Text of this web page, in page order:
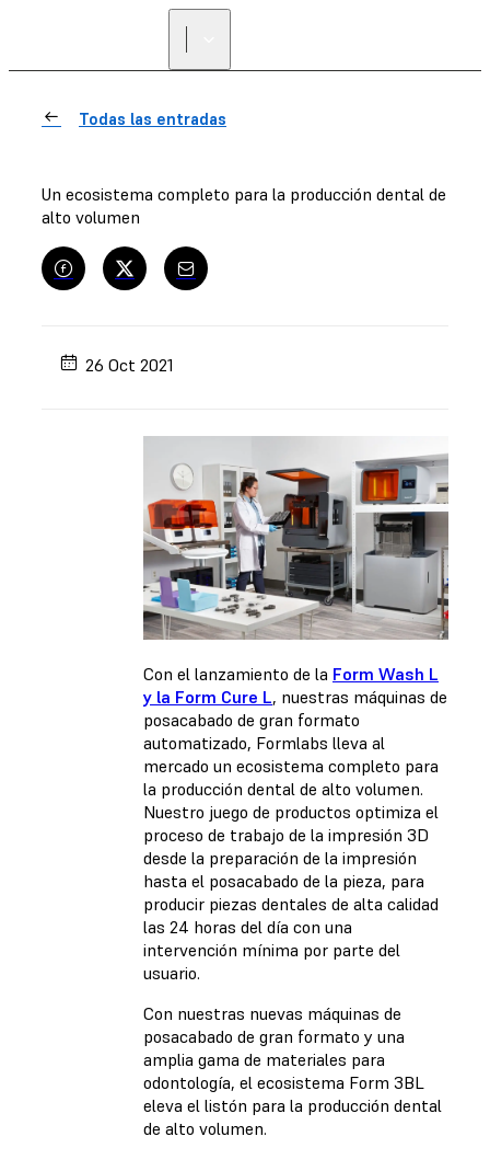
Todas las entradas
Un ecosistema completo para la producción dental de
alto volumen
26 Oct 2021
Con el lanzamiento de la Form Wash L
y la Form Cure L, nuestras máquinas de
posacabado de gran formato
automatizado, Formlabs lleva al
mercado un ecosistema completo para
la producción dental de alto volumen.
Nuestro juego de productos optimiza el
proceso de trabajo de la impresión 3D
desde la preparación de la impresión
hasta el posacabado de la pieza, para
producir piezas dentales de alta calidad
las 24 horas del día con una
intervención mínima por parte del
usuario.
Con nuestras nuevas máquinas de
posacabado de gran formato y una
amplia gama de materiales para
odontología, el ecosistema Form 3BL
eleva el listón para la producción dental
de alto volumen.